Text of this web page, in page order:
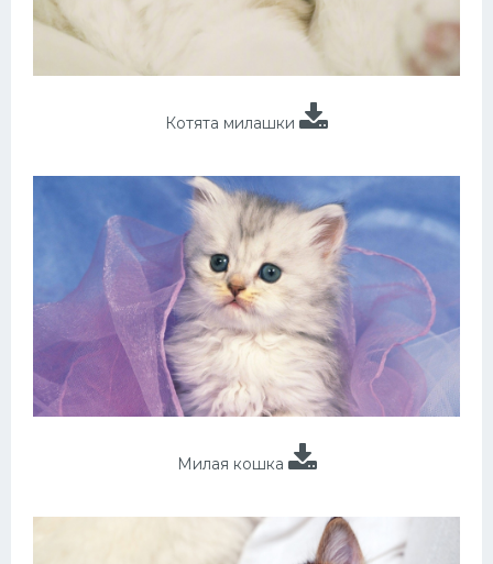
Котята милашки
Милая кошка